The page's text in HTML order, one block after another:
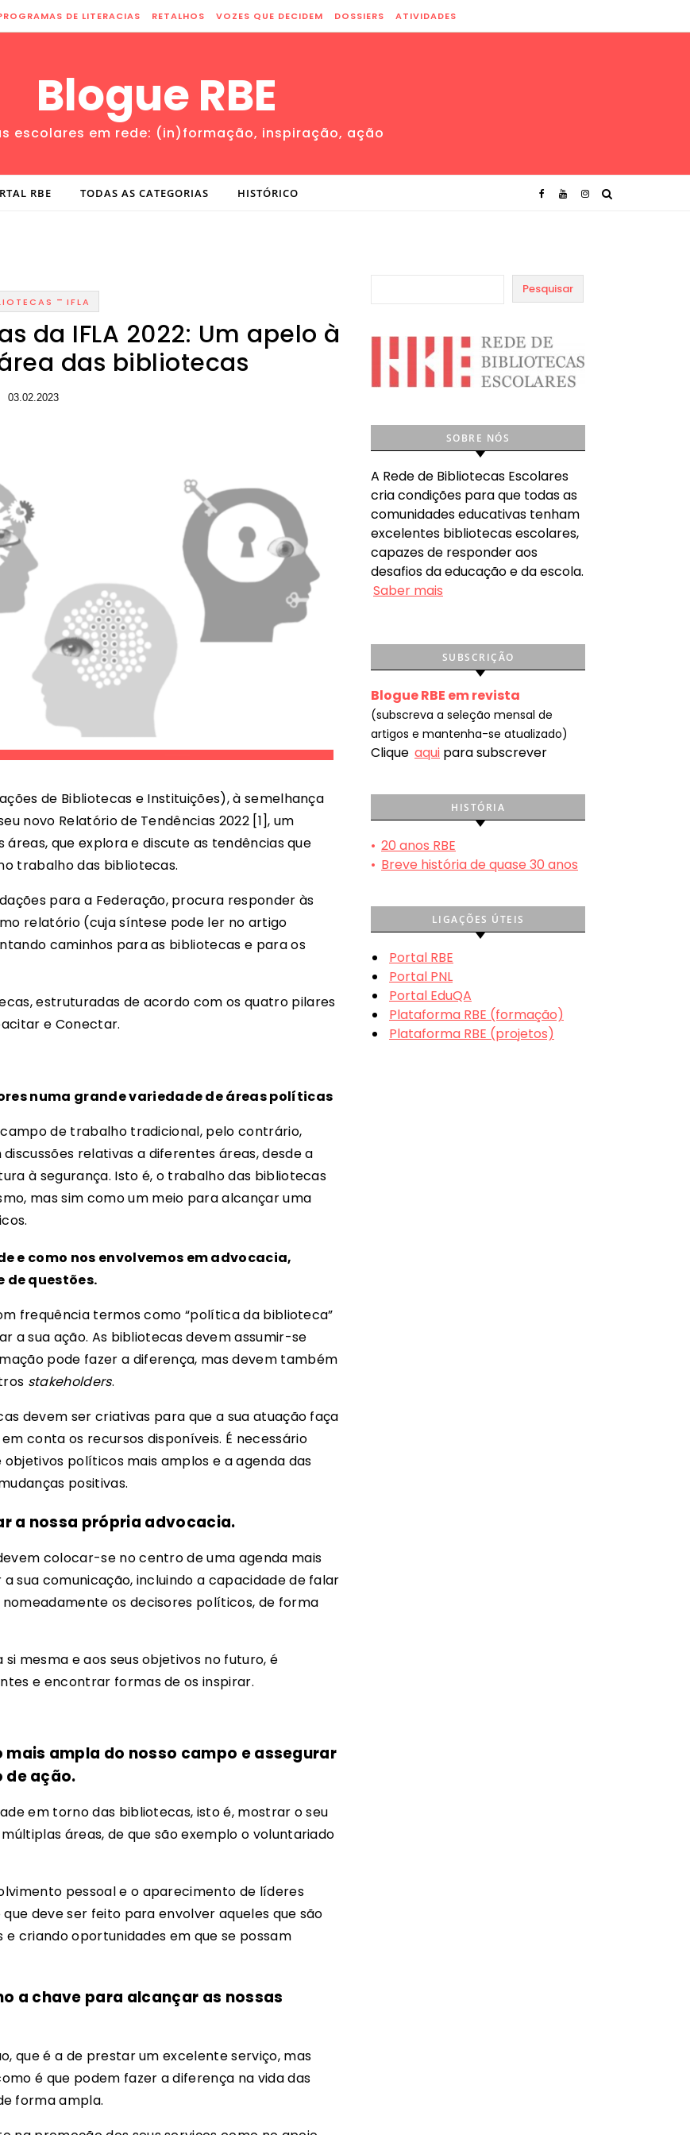
DE LITERACIAS RETALHOS VOZES QUE DECIDEM DOSSIERS ATIVIDADES
Blogue RBE
escolares em rede: (in)formação, inspiração, ação
RBE TODAS AS CATEGORIAS HISTÓRICO
- IFLA
da IFLA 2022: Um apelo à
das bibliotecas
03.02.2023
de Bibliotecas e Instituições), à semelhança
novo Relatório de Tendências 2022 [1], um
que explora e discute as tendências que
trabalho das bibliotecas.
para a Federação, procura responder às
relatório (cuja síntese pode ler no artigo
caminhos para as bibliotecas e para os
estruturadas de acordo com os quatro pilares
e Conectar.
numa grande variedade de áreas políticas
de trabalho tradicional, pelo contrário,
relativas a diferentes áreas, desde a
à segurança. Isto é, o trabalho das bibliotecas
mas sim como um meio para alcançar uma
e como nos envolvemos em advocacia,
de questões.
frequência termos como “política da biblioteca”
a sua ação. As bibliotecas devem assumir-se
pode fazer a diferença, mas devem também
stakeholders.
devem ser criativas para que a sua atuação faça
conta os recursos disponíveis. É necessário
políticos mais amplos e a agenda das
positivas.
a nossa própria advocacia.
colocar-se no centro de uma agenda mais
sua comunicação, incluindo a capacidade de falar
nomeadamente os decisores políticos, de forma
mesma e aos seus objetivos no futuro, é
e encontrar formas de os inspirar.
ampla do nosso campo e assegurar
de ação.
em torno das bibliotecas, isto é, mostrar o seu
áreas, de que são exemplo o voluntariado
pessoal e o aparecimento de líderes
deve ser feito para envolver aqueles que são
criando oportunidades em que se possam
a chave para alcançar as nossas
que é a de prestar um excelente serviço, mas
é que podem fazer a diferença na vida das
forma ampla.
Pesquisar
SOBRE NÓS
A Rede de Bibliotecas Escolares
cria condições para que todas as
comunidades educativas tenham
excelentes bibliotecas escolares,
capazes de responder aos
desafios da educação e da escola.
Saber mais
SUBSCRIÇÃO
Blogue RBE em revista
(subscreva a seleção mensal de
artigos e mantenha-se atualizado)
Clique aqui para subscrever
HISTÓRIA
• 20 anos RBE
• Breve história de quase 30 anos
LIGAÇÕES ÚTEIS
Portal RBE
Portal PNL
Portal EduQA
Plataforma RBE (formação)
Plataforma RBE (projetos)